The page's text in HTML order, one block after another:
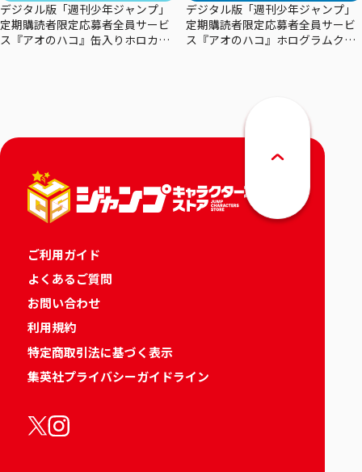
デジタル版「週刊少年ジャンプ」
定期購読者限定応募者全員サービ
ス『アオのハコ』缶入りホロカー
デジタル版「週刊少年ジャンプ」
定期購読者限定応募者全員サービ
ス『アオのハコ』ホログラムクリ
ご利用ガイド
よくあるご質問
お問い合わせ
利用規約
特定商取引法に基づく表示
集英社プライバシーガイドライン